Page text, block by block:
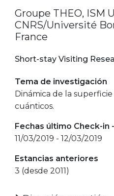
Groupe THEO, ISM
CNRS/Université
France
Short-stay Visiting
Tema de investigación
Dinámica de la
cuánticos.
Fechas último Check-in
11/03/2019 - 12/03/2019
Estancias anteriores
3 (desde 2011)